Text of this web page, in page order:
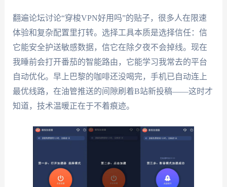
翻遍论坛讨论“穿梭VPN好用吗”的贴子，很多人在限速
体验和复杂配置里打转。选择工具本质是选择信任：信
它能安全护送敏感数据，信它在除夕夜不会掉线。现在
我睡前会打开番茄的智能路由，它能学习我常去的平台
自动优化。早上巴黎的咖啡还没喝完，手机已自动连上
最优线路，在油管推送的间隙刷着B站新投稿——这时才
知道，技术温暖正在于不着痕迹。